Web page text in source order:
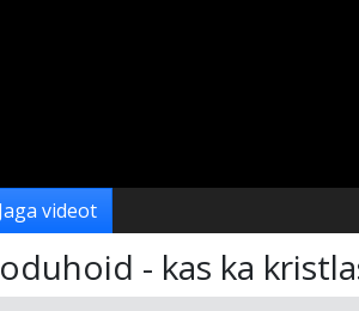
Jaga videot
- kas ka